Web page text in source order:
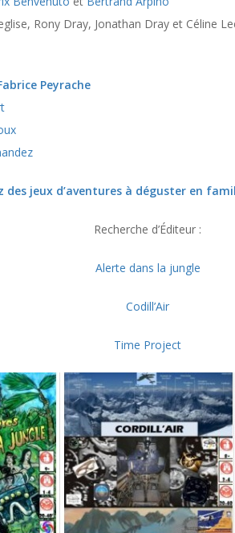
Rony Dray, Jonathan Dray et Céline
Peyrache
des jeux d’aventures à déguster en
Recherche d’Éditeur :
Alerte dans la jungle
Codill’Air
Time Project